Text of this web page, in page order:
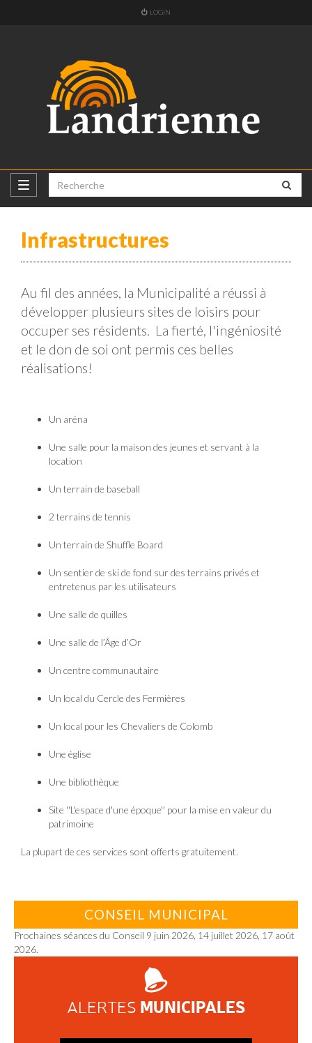
LOGIN
Infrastructures
Au fil des années, la Municipalité a réussi à
développer plusieurs sites de loisirs pour
occuper ses résidents. La fierté, l'ingéniosité
et le don de soi ont permis ces belles
réalisations!
Un aréna
Une salle pour la maison des jeunes et servant à la
location
Un terrain de baseball
2 terrains de tennis
Un terrain de Shuffle Board
Un sentier de ski de fond sur des terrains privés et
entretenus par les utilisateurs
Une salle de quilles
Une salle de l’Âge d’Or
Un centre communautaire
Un local du Cercle des Fermières
Un local pour les Chevaliers de Colomb
Une église
Une bibliothèque
Site ''L'espace d'une époque'' pour la mise en valeur du
patrimoine
La plupart de ces services sont offerts gratuitement.
CONSEIL MUNICIPAL
Prochaines séances du Conseil 9 juin 2026, 14 juillet 2026, 17 août
2026.
ALERTES MUNICIPALES